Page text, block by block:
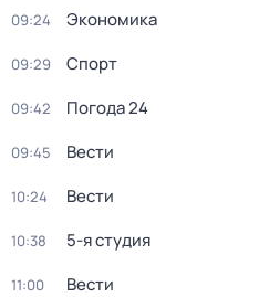
09:24 Экономика
09:29 Спорт
09:42 Погода 24
09:45 Вести
10:24 Вести
10:38 5-я студия
11:00 Вести